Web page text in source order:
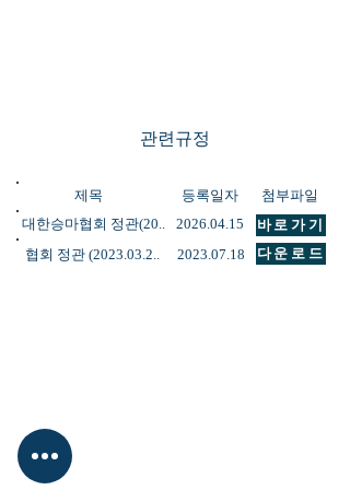
관련규정
제목 등록일자 첨부파일
협회 정관 (2023.03.2.. 2023.07.18 다운로드
2026.04.15
대한승마협회 정관(20.. 바로가기
픽회관 신관 214호
​TEL : 02-422-7563